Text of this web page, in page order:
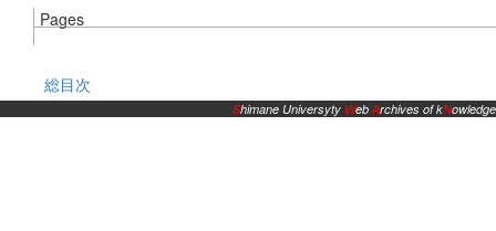
Pages
総目次
Shimane Universyty WebArchives of kNowledge